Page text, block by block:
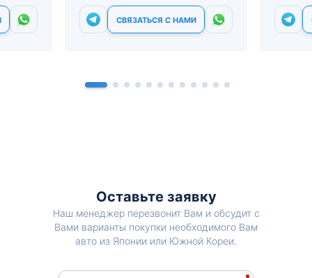
СВЯЗАТЬСЯ С НАМИ
Оставьте заявку
Наш менеджер перезвонит Вам и обсудит с
Вами варианты покупки необходимого Вам
авто из Японии или Южной Кореи.